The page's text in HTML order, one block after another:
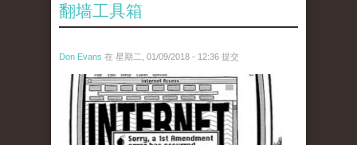
翻墙工具箱
Don Evans 在 星期二, 01/09/2018 - 12:36 提交
wechatimg866.jpeg